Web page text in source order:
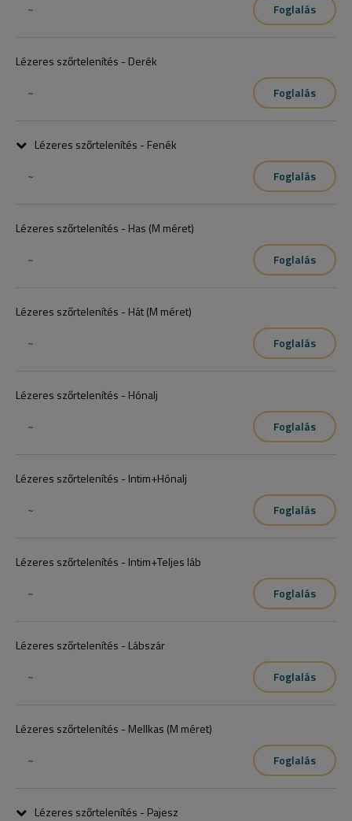
~
Foglalás
Lézeres szőrtelenítés - Derék
~
Foglalás
Lézeres szőrtelenítés - Fenék
~
Foglalás
Lézeres szőrtelenítés - Has (M méret)
~
Foglalás
Lézeres szőrtelenítés - Hát (M méret)
~
Foglalás
Lézeres szőrtelenítés - Hónalj
~
Foglalás
Lézeres szőrtelenítés - Intim+Hónalj
~
Foglalás
Lézeres szőrtelenítés - Intim+Teljes láb
~
Foglalás
Lézeres szőrtelenítés - Lábszár
~
Foglalás
Lézeres szőrtelenítés - Mellkas (M méret)
~
Foglalás
Lézeres szőrtelenítés - Pajesz